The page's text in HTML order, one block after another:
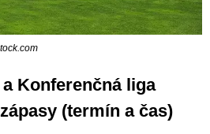
Konferenčná liga
(termín a čas)